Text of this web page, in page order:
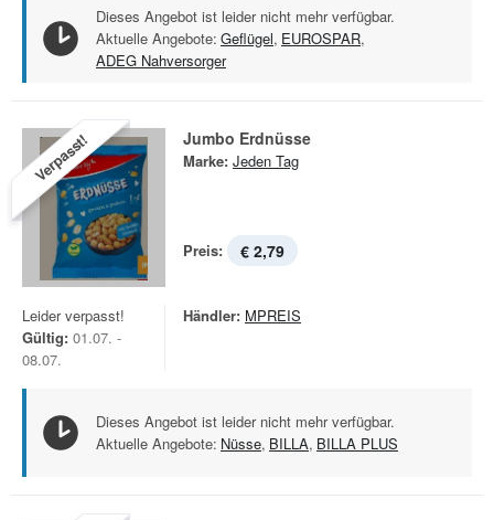
Dieses Angebot ist leider nicht mehr verfügbar.
Aktuelle Angebote: Geflügel, EUROSPAR,
ADEG Nahversorger
Verpasst! Jumbo Erdnüsse
Marke: Jeden Tag
Preis: € 2,79
Leider verpasst!
Gültig: 01.07. -
08.07.
Händler: MPREIS
Dieses Angebot ist leider nicht mehr verfügbar.
Aktuelle Angebote: Nüsse, BILLA, BILLA PLUS